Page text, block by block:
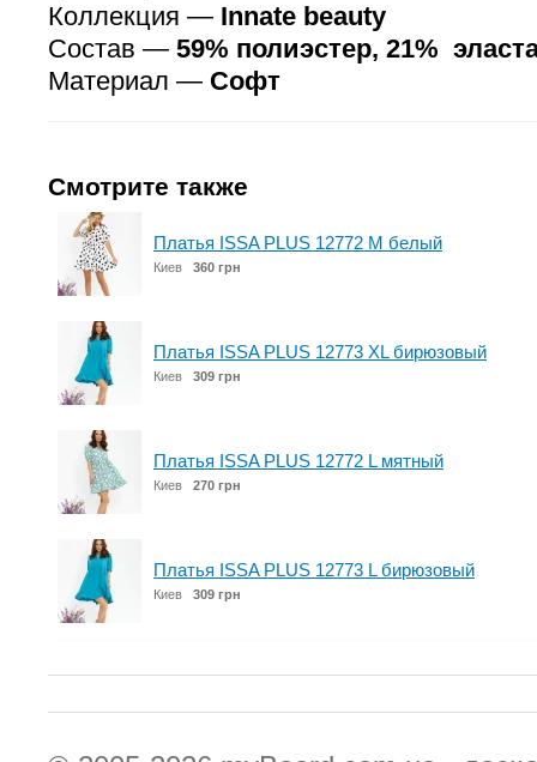
Коллекция — Innate beauty
Состав — 59% полиэстер, 21%
Материал — Софт
Смотрите также
Платья ISSA PLUS 12772 M белый
Киев 360 грн
Платья ISSA PLUS 12773 XL бирюзовый
Киев 309 грн
Платья ISSA PLUS 12772 L мятный
Киев 270 грн
Платья ISSA PLUS 12773 L бирюзовый
Киев 309 грн